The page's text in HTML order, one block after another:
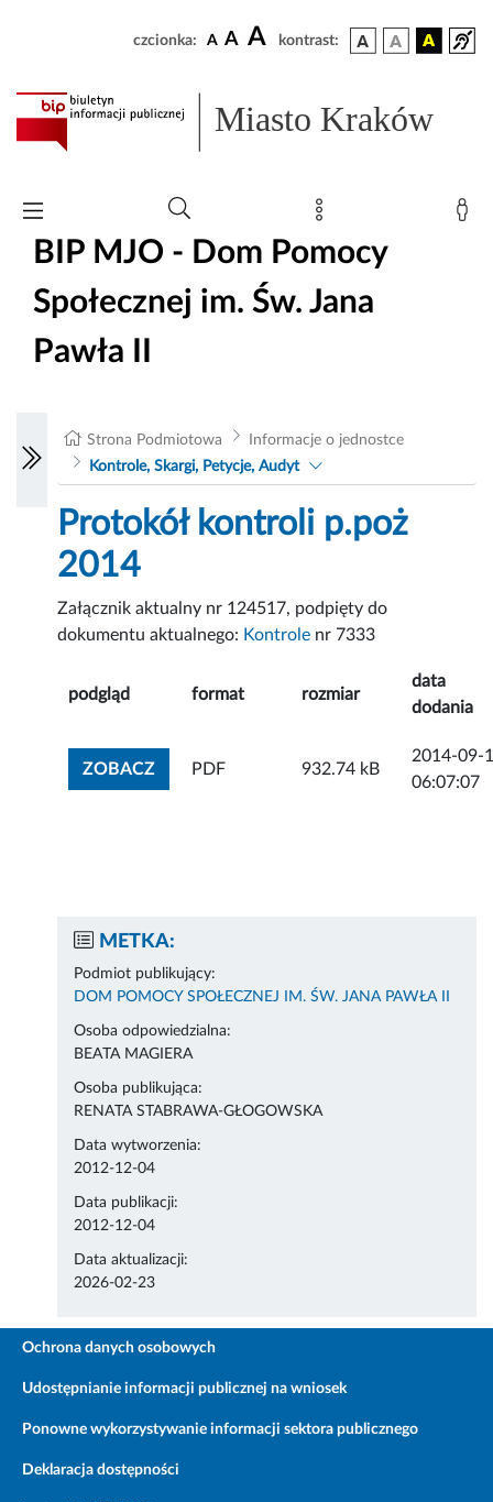
czcionka: A A A kontrast:
Miasto Kraków
BIP MJO - Dom Pomocy
Społecznej im. Św. Jana
Pawła II
Strona Podmiotowa
Informacje o jednostce
Kontrole, Skargi, Petycje, Audyt
Protokół kontroli p.poż
2014
Załącznik aktualny nr 124517, podpięty do
dokumentu aktualnego: Kontrole nr 7333
podgląd format rozmiar
data
dodania
ZOBACZZOBACZ ZAŁĄCZNIK
PDF 932.74 kB
2014-09-
06:07:07
METKA:
Podmiot publikujący:
DOM POMOCY SPOŁECZNEJ IM. ŚW. JANA PAWŁA II
Osoba odpowiedzialna:
BEATA MAGIERA
Osoba publikująca:
RENATA STABRAWA-GŁOGOWSKA
Data wytworzenia:
2012-12-04
Data publikacji:
2012-12-04
Data aktualizacji:
2026-02-23
Ochrona danych osobowych
Udostępnianie informacji publicznej na wniosek
Ponowne wykorzystywanie informacji sektora publicznego
Deklaracja dostępności